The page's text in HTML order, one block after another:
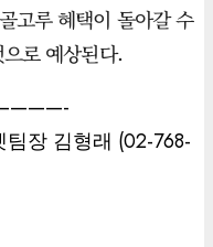
고루 혜택이 돌아갈 수
으로 예상된다.
팀장 김형래 (02-768-